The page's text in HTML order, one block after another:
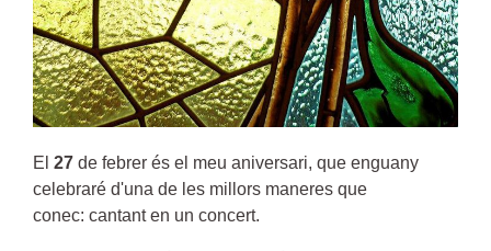
El 27 de febrer és el meu aniversari, que enguany
celebraré d'una de les millors maneres que
conec: cantant en un concert.